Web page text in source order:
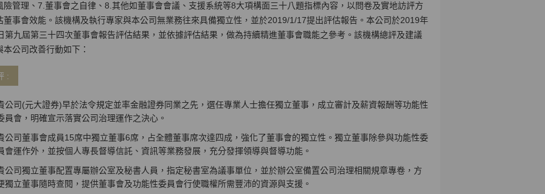
險管理、7.董事會之自律、8.其他如董事會會議、支援系統等8大項構面三十八題指標內容，以問卷及實地訪評方
董事會效能。該機構及執行專家與本公司無業務往來具備獨立性，並於2019/1/17提出評估報告。本公司於2019年
第九屆第三十四次董事會報告評估結果，並依據評估結果，做為持續精進董事會職能之參考。該機構總評及建議
本公司改善行動如下：
:
公司(元大證券)早於法令規定並率金融證券同業之先，選任專業人士擔任獨立董事，成立審計及薪資報酬等功能性
員會，明確宣示落實公司治理運作之決心。
公司董事會成員15席中獨立董事6席，占全體董事席次達四成，強化了董事會的獨立性。獨立董事除參與功能性委
會運作外，並按個人專長督導信託、資訊等業務發展，充分發揮領導與督導功能。
公司獨立董事配置專屬辦公室及秘書人員，指定秘書室為議事單位，並於辦公室備置公司治理相關規章專卷，方
獨立董事隨時查閱，提供董事會及功能性委員會行使職權所需豐沛的資源與支援。